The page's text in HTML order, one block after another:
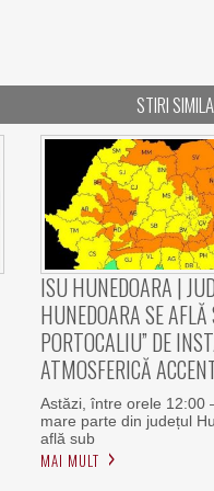
STIRI
ISU HUNEDOARA |
HUNEDOARA SE AFLĂ
PORTOCALIU” DE
ATMOSFERICĂ
Astăzi, între orele 12:00
mare parte din județul
află sub
MAI MULT